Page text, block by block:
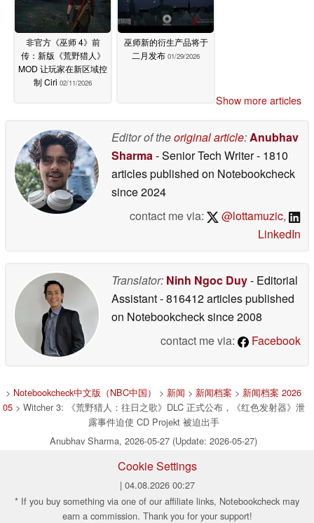
非官方《巫师 4》前
传：新版《荒野猎人》
MOD 让玩家在新区域控
制 Ciri 02/11/2026
巫师新的衍生产品将于
二月发布 01/29/2026
Show more articles
Editor of theoriginal article:Anubhav
Sharma- Senior Tech Writer- 1810
articles published on Notebookcheck
since 2024
contact me via:
@lottamuzic,
LinkedIn
Translator: Ninh Ngoc Duy- Editorial
Assistant- 816412 articles published
on Notebookchecksince 2008
contact me via:
Facebook
> Notebookcheck中文版（NBC中国） > 新闻 > 新闻档案 > 新闻档案 2026
05> Witcher 3: 《荒野猎人：往日之歌》DLC 正式公布，《红色发射器》泄
露事件迫使 CD Projekt 被迫出手
Anubhav Sharma, 2026-05-27 (Update: 2026-05-27)
Cookie Settings
| 04.08.2026 00:27
* If you buy something via one of our affiliate links, Notebookcheck may
earn a commission. Thank you for your support!